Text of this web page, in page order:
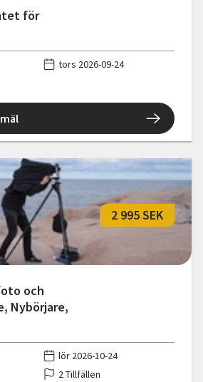
för
tors 2026-09-24
och
Nybörjare,
2 995 SEK
lör 2026-10-24
2 Tillfällen